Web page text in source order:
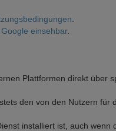
einsehbar.
Plattformen direkt über
den von den Nutzern für
installiert ist, auch wenn